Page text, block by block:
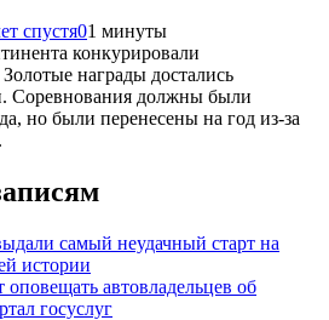
спустя01 минуты
конкурировали
награды достались
Соревнования должны были
но были перенесены на год из-за
самый неудачный старт на
истории
оповещать автовладельцев об
госуслуг